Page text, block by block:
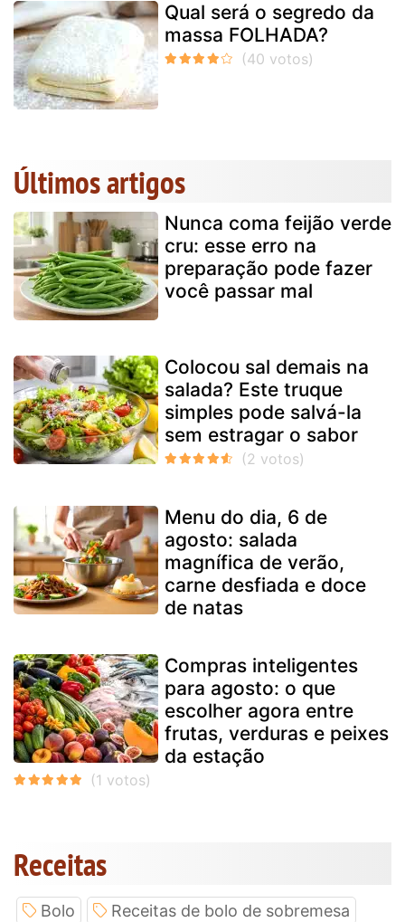
Qual será o segredo da
massa FOLHADA?
Últimos artigos
Nunca coma feijão verde
cru: esse erro na
preparação pode fazer
você passar mal
Colocou sal demais na
salada? Este truque
simples pode salvá-la
sem estragar o sabor
Menu do dia, 6 de
agosto: salada
magnífica de verão,
carne desfiada e doce
de natas
Compras inteligentes
para agosto: o que
escolher agora entre
frutas, verduras e peixes
da estação
Receitas
Bolo
Receitas de bolo de sobremesa